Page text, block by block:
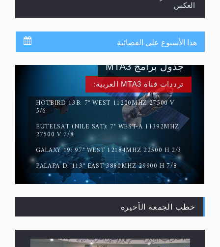
لا ناسخ ولا منسوخ في القرآن الكريم
المفهوم الحقيقي للجهاد الإسلامي..
هذا الأسبوع على الفضائية
ترددات قناة MTA3 العربية:
HOTBIRD 13B: 7° WEST 11200MHZ 27500 V
5/6
EUTELSAT (NILE SAT): 7° WEST-A 11392MHZ
27500 V 7/8
GALAXY 19: 97° WEST 12184MHZ 22500 H 2/3
PALAPA D: 113° EAST 3880MHZ 29900 H 7/8
جدول برامج MTA3
خطب الجمعة الأخيرة